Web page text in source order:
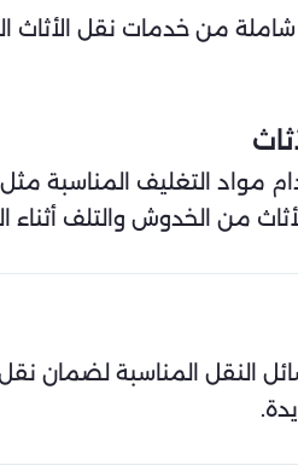
من خدمات نقل الأثاث
مواد التغليف المناسبة مثل
من الخدوش والتلف أثناء
النقل المناسبة لضمان نقل